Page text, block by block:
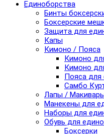
Единоборства
Бинты
Боксерские
Защита для
Капы
Кимоно / Пояса
Кимоно
Кимоно
Пояса для
Самбо
Лапы /
Манекены для
Наборы для
Обувь для
Боксерки